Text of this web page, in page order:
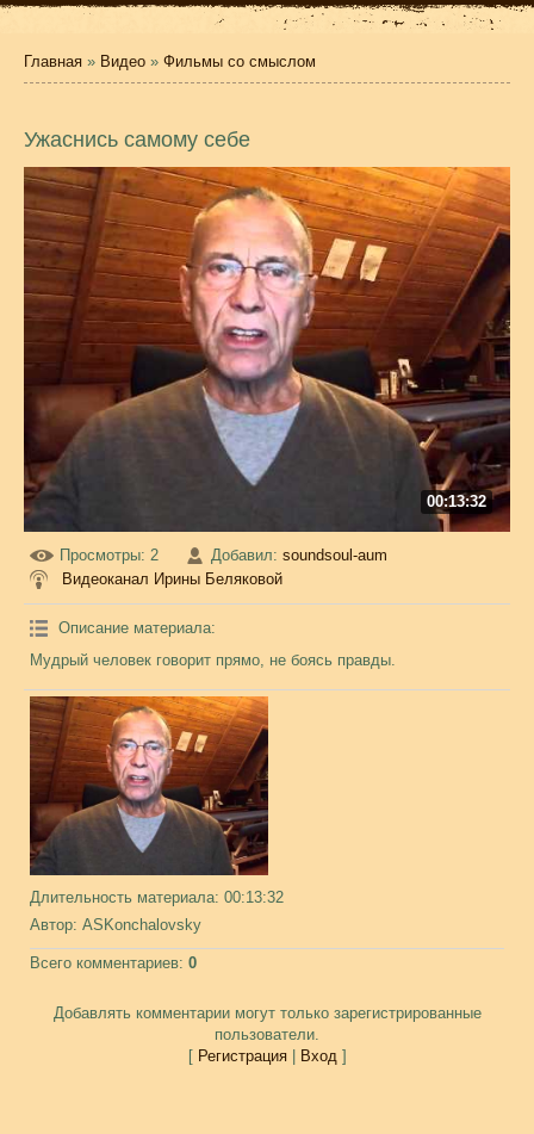
Главная » Видео » Фильмы со смыслом
Ужаснись самому себе
00:13:32
Просмотры: 2 Добавил: soundsoul-aum
Видеоканал Ирины Беляковой
Описание материала:
Мудрый человек говорит прямо, не боясь правды.
Длительность материала: 00:13:32
Автор: ASKonchalovsky
Всего комментариев: 0
Добавлять комментарии могут только зарегистрированные
пользователи.
[ Регистрация| Вход]